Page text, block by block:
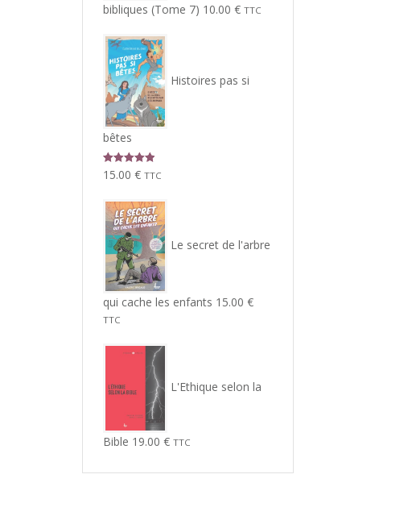
bibliques (Tome 7) 10.00 € TTC
Histoires pas si
bêtes
Note 5.00
15.00 € TTC
Le secret de l'arbre
qui cache les enfants 15.00 €
TTC
L'Ethique selon la
Bible 19.00 € TTC